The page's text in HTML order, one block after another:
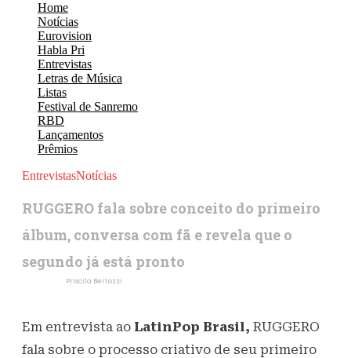
Home
Notícias
Eurovision
Habla Pri
Entrevistas
Letras de Música
Listas
Festival de Sanremo
RBD
Lançamentos
Prêmios
EntrevistasNotícias
RUGGERO fala sobre conceito do primeiro
álbum, conversa com fã e revela que o
segundo já está pronto
Priscila Bertozzi
Em entrevista ao LatinPop Brasil, RUGGERO
fala sobre o processo criativo de seu primeiro